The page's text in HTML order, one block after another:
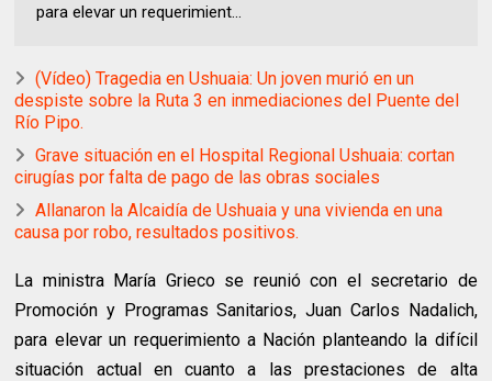
para elevar un requerimient...
(Vídeo) Tragedia en Ushuaia: Un joven murió en un
despiste sobre la Ruta 3 en inmediaciones del Puente del
Río Pipo.
Grave situación en el Hospital Regional Ushuaia: cortan
cirugías por falta de pago de las obras sociales
Allanaron la Alcaidía de Ushuaia y una vivienda en una
causa por robo, resultados positivos.
La ministra María Grieco se reunió con el secretario de
Promoción y Programas Sanitarios, Juan Carlos Nadalich,
para elevar un requerimiento a Nación planteando la difícil
situación actual en cuanto a las prestaciones de alta